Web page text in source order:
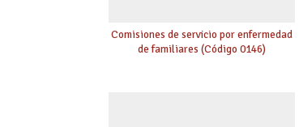
Comisiones de servicio por enfermedad
de familiares (Código 0146)